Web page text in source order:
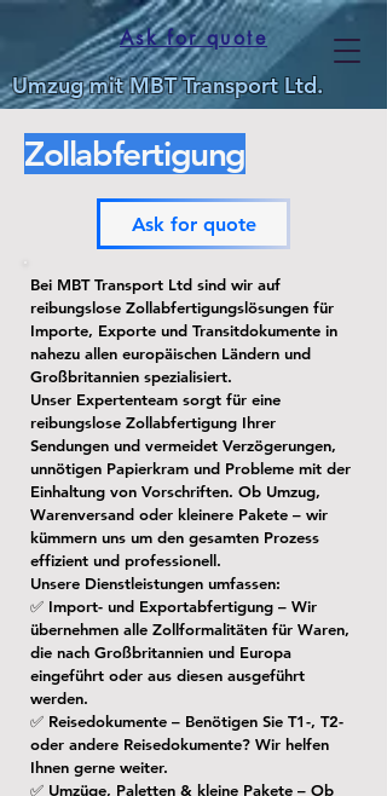
Umzug mit MBT Transport Ltd.
Ask for quote
Zollabfertigung
Ask for quote
Bei MBT Transport Ltd sind wir auf
reibungslose Zollabfertigungslösungen für
Importe, Exporte und Transitdokumente in
nahezu allen europäischen Ländern und
Großbritannien spezialisiert.
Unser Expertenteam sorgt für eine
reibungslose Zollabfertigung Ihrer
Sendungen und vermeidet Verzögerungen,
unnötigen Papierkram und Probleme mit der
Einhaltung von Vorschriften. Ob Umzug,
Warenversand oder kleinere Pakete – wir
kümmern uns um den gesamten Prozess
effizient und professionell.
Unsere Dienstleistungen umfassen:
✅ Import- und Exportabfertigung – Wir
übernehmen alle Zollformalitäten für Waren,
die nach Großbritannien und Europa
eingeführt oder aus diesen ausgeführt
werden.
✅ Reisedokumente – Benötigen Sie T1-, T2-
oder andere Reisedokumente? Wir helfen
Ihnen gerne weiter.
✅ Umzüge, Paletten & kleine Pakete – Ob